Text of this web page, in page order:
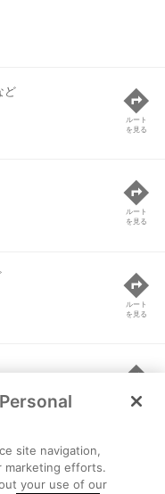
ど
ルート
を見る
ルート
を見る
ルート
を見る
ルート
を見る
site navigation,
marketing efforts.
your use of our